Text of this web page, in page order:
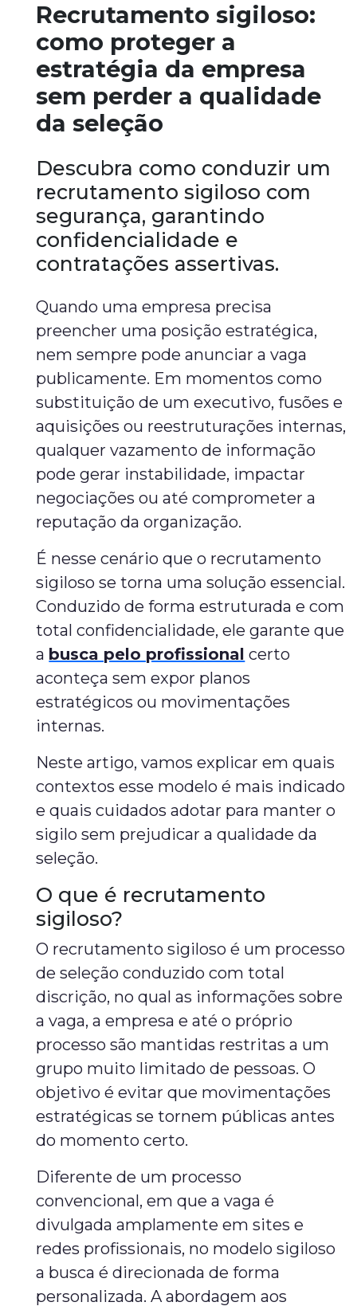
Recrutamento sigiloso:
como proteger a
estratégia da empresa
sem perder a qualidade
da seleção
Descubra como conduzir um
recrutamento sigiloso com
segurança, garantindo
confidencialidade e
contratações assertivas.
Quando uma empresa precisa
preencher uma posição estratégica,
nem sempre pode anunciar a vaga
publicamente. Em momentos como
substituição de um executivo, fusões e
aquisições ou reestruturações internas,
qualquer vazamento de informação
pode gerar instabilidade, impactar
negociações ou até comprometer a
reputação da organização.
É nesse cenário que o recrutamento
sigiloso se torna uma solução essencial.
Conduzido de forma estruturada e com
total confidencialidade, ele garante que
a busca pelo profissional certo
aconteça sem expor planos
estratégicos ou movimentações
internas.
Neste artigo, vamos explicar em quais
contextos esse modelo é mais indicado
e quais cuidados adotar para manter o
sigilo sem prejudicar a qualidade da
seleção.
O que é recrutamento
sigiloso?
O recrutamento sigiloso é um processo
de seleção conduzido com total
discrição, no qual as informações sobre
a vaga, a empresa e até o próprio
processo são mantidas restritas a um
grupo muito limitado de pessoas. O
objetivo é evitar que movimentações
estratégicas se tornem públicas antes
do momento certo.
Diferente de um processo
convencional, em que a vaga é
divulgada amplamente em sites e
redes profissionais, no modelo sigiloso
a busca é direcionada de forma
personalizada. A abordagem aos